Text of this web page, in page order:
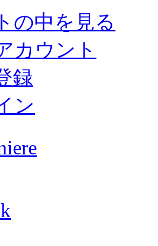
の中を見る
カウント
録
ン